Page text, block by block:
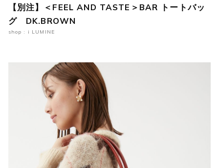
【別注】＜FEEL AND TASTE＞BAR トートバッ
グ DK.BROWN
shop : i LUMINE